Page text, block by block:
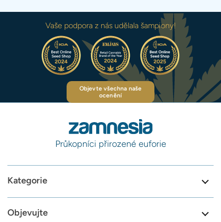
Vaše podpora z nás udělala šampiony!
Objevte všechna naše
ocenění
Průkopníci přirozené euforie
Kategorie
Objevujte